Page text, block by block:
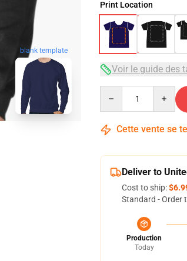
blank template
Print Location
Voir le guide des
Cette vente se
Deliver to
Cost to ship:
Standard - Order
Production
Today